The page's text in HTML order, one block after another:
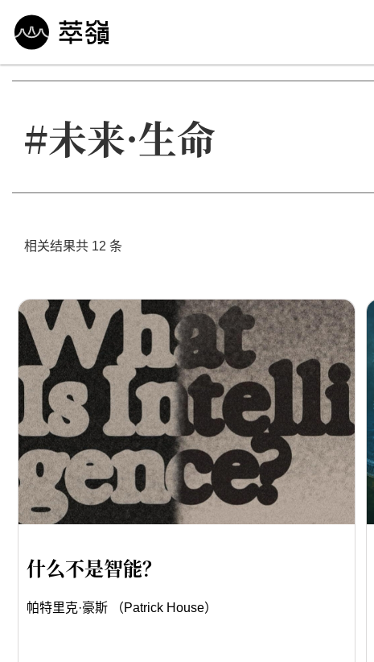
#未来·生命
相关结果共 12 条
什么不是智能？
帕特里克·豪斯 （Patrick House）